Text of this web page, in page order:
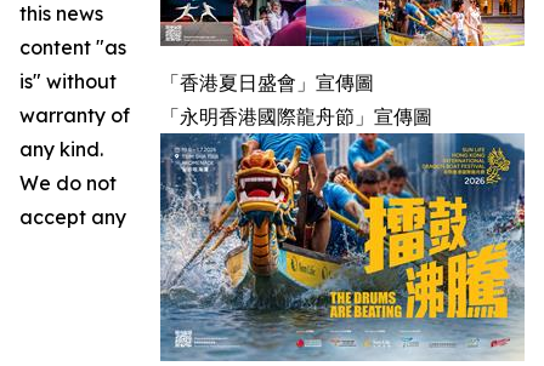
「香港夏日盛會」宣傳圖
「永明香港國際龍舟節」宣傳圖
this news
content "as
is" without
warranty of
any kind.
We do not
accept any